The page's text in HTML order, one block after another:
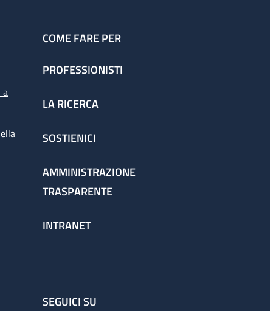
a
COME FARE PER
PROFESSIONISTI
LA RICERCA
SOSTIENICI
AMMINISTRAZIONE
TRASPARENTE
INTRANET
SEGUICI SU